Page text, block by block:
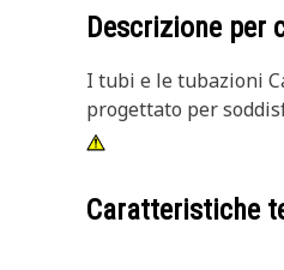
Descrizione per
I tubi e le tubazioni
progettato per
Caratteristiche